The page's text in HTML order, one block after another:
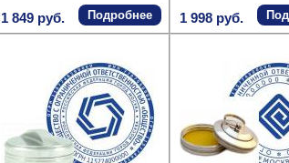
1 849 руб. Подробнее 1 998 руб.